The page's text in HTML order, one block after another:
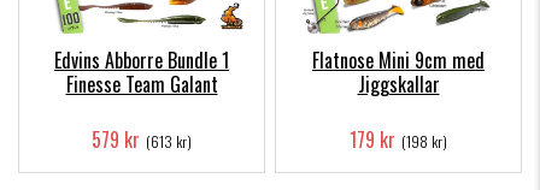
Edvins Abborre Bundle 1
Finesse Team Galant
579 kr (613 kr)
Flatnose Mini 9cm med
Jiggskallar
179 kr (198 kr)